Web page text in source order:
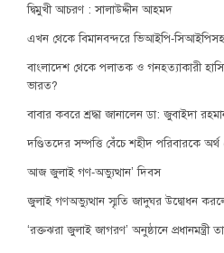
দ্বিমুখী আচরণ : সালাউদ্দীন আহমদ
এখন থেকে বিমানবন্দরে ভিআইপি-
বাংলাদেশ থেকে পলাতক ও গনহত্যাকারী
ভারত?
বাবার কবরে শ্রদ্ধা জানালেন ডা: জুবাইদা
দণ্ডিতদের সম্পত্তি বেঁচে শহীদ পরিবারকে
আজ জুলাই গণ-অভ্যুত্থান’ দিবস
জুলাই গণঅভ্যুত্থান স্মৃতি জাদুঘর উদ্বোধন
‘রক্তঝরা জুলাই জাগরণ’ অনুষ্ঠানে প্রধানমন্ত্রী